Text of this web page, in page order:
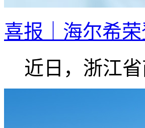
喜报｜海尔希
近日，浙江